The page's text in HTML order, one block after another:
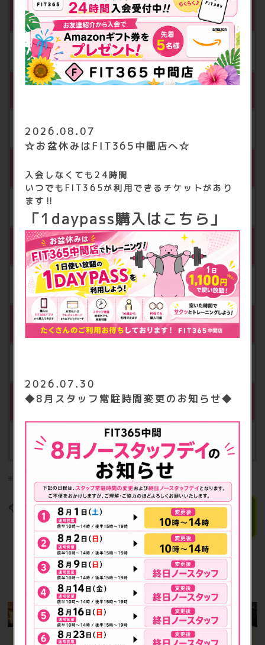
あんしんサポートスタンダード
月額 500円（税込550円）
あんしんサポートVIP
プロテインサーバー
タンニング※3
月額 3,000円（税込3,300円）
ボディプランナー※3
相互利用
月額 500円（税込550円）
※3：家族会員の方はお申込み、ご利用いただくことは出来ません。
2026.08.07
☆お盆休みはFIT365中間店へ☆
入会しなくても24時間
いつでもFIT365が利用できるチケットがあり
ます‼
「1daypass購入はこちら」
2026.07.30
◆8月スタッフ常駐時間変更のお知らせ◆